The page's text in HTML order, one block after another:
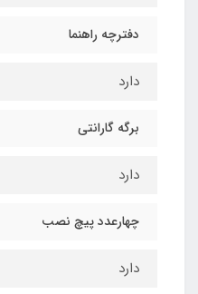
دفترچه راهنما
دارد
برگه گارانتی
دارد
چهارعدد پیچ نصب
دارد